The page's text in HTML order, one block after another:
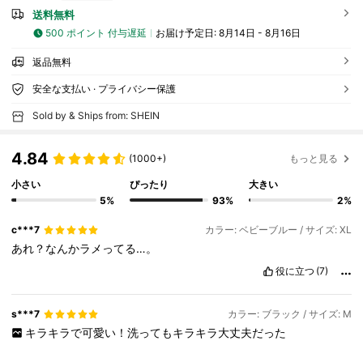
送料無料
500 ポイント 付与遅延 お届け予定日: 8月14日 - 8月16日
返品無料
安全な支払い · プライバシー保護
Sold by & Ships from: SHEIN
4.84 (1000+) もっと見る
小さい
5%
ぴったり
93%
大きい
2%
c***7 カラー: ベビーブルー / サイズ: XL
あれ？なんかラメってる…。
役に立つ (7)
s***7 カラー: ブラック / サイズ: M
キラキラで可愛い！洗ってもキラキラ大丈夫だった